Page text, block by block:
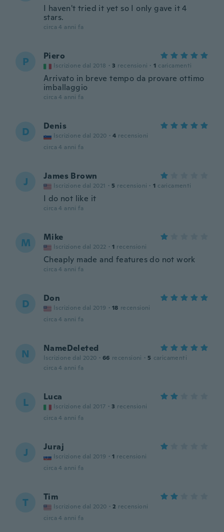
I haven't tried it yet so I only gave it 4
stars.
circa 4 anni fa
P Piero
Iscrizione dal 2018 · 3 recensioni · 1 caricamenti
Arrivato in breve tempo da provare ottimo
imballaggio
circa 4 anni fa
D Denis
Iscrizione dal 2020 · 4 recensioni
circa 4 anni fa
J James Brown
Iscrizione dal 2021 · 5 recensioni · 1 caricamenti
I do not like it
circa 4 anni fa
M Mike
Iscrizione dal 2022 · 1 recensioni
Cheaply made and features do not work
circa 4 anni fa
D Don
Iscrizione dal 2019 · 18 recensioni
circa 4 anni fa
N NameDeleted
Iscrizione dal 2020 · 66 recensioni · 5 caricamenti
circa 4 anni fa
L Luca
Iscrizione dal 2017 · 3 recensioni
circa 4 anni fa
J Juraj
Iscrizione dal 2019 · 1 recensioni
circa 4 anni fa
T Tim
Iscrizione dal 2020 · 2 recensioni
circa 4 anni fa